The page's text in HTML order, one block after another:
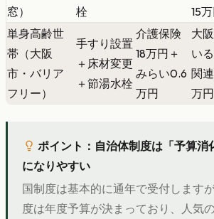
窓）
栓
15
単身高齢世
帯（大阪
市・バリア
フリー）
手すり設置
＋床材変更
＋節湯水栓
介護保険
18万円＋
みらい0.6
万円
大
い
関
万円
ポイント：自治体制度は「予算消
になりやすい
国制度は基本的に通年で受付します
度は年度予算が決まっており、人気